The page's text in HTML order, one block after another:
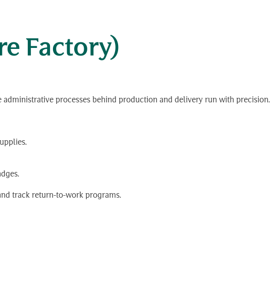
Factory)
processes behind production and delivery run with precision.
track return-to-work programs.